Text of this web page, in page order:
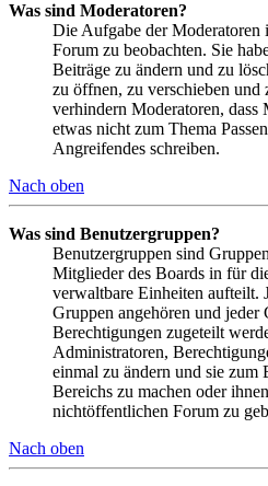
Was sind Moderatoren?
Die Aufgabe der Moderatoren
Forum zu beobachten. Sie
Beiträge zu ändern und zu
zu öffnen, zu verschieben
verhindern Moderatoren,
etwas nicht zum Thema
Angreifendes schreiben.
Nach oben
Was sind Benutzergruppen?
Benutzergruppen sind
Mitglieder des Boards in für
verwaltbare Einheiten aufteilt.
Gruppen angehören und jeder
Berechtigungen zugeteilt
Administratoren,
einmal zu ändern und sie zum
Bereichs zu machen oder
nichtöffentlichen Forum zu
Nach oben